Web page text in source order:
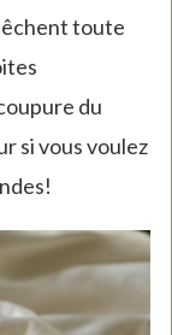
toute
du
si vous voulez